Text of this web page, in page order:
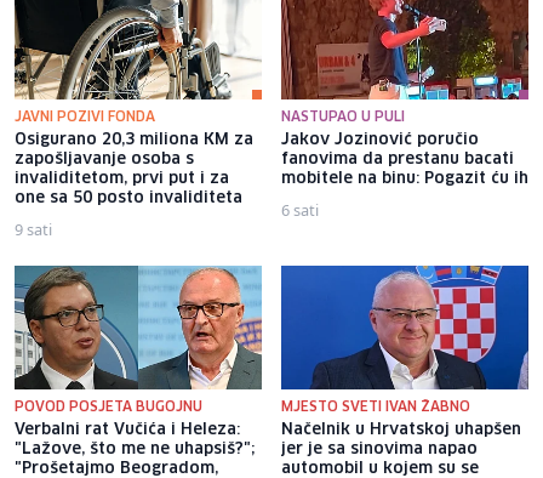
JAVNI POZIVI FONDA
Osigurano 20,3 miliona KM za
zapošljavanje osoba s
invaliditetom, prvi put i za
one sa 50 posto invaliditeta
9 sati
NASTUPAO U PULI
Jakov Jozinović poručio
fanovima da prestanu bacati
mobitele na binu: Pogazit ću ih
6 sati
POVOD POSJETA BUGOJNU
Verbalni rat Vučića i Heleza:
"Lažove, što me ne uhapsiš?";
"Prošetajmo Beogradom,
MJESTO SVETI IVAN ŽABNO
Načelnik u Hrvatskoj uhapšen
jer je sa sinovima napao
automobil u kojem su se